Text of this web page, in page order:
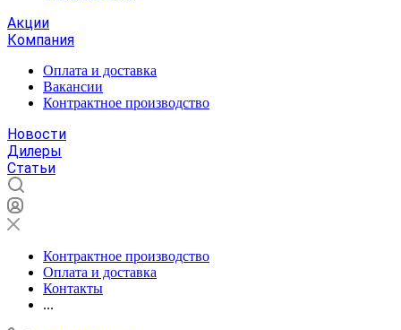
Акции
Компания
Оплата и доставка
Вакансии
Контрактное производство
Новости
Дилеры
Статьи
Контрактное производство
Оплата и доставка
Контакты
...